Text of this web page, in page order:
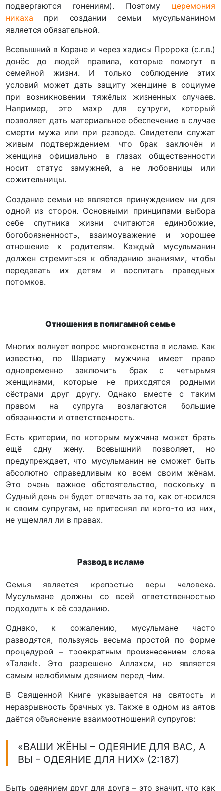
подвергаются гонениям). Поэтому церемония
никаха при создании семьи мусульманином
является обязательной.
Всевышний в Коране и через хадисы Пророка (с.г.в.)
донёс до людей правила, которые помогут в
семейной жизни. И только соблюдение этих
условий может дать защиту женщине в социуме
при возникновении тяжёлых жизненных случаев.
Например, это махр для супруги, который
позволяет дать материальное обеспечение в случае
смерти мужа или при разводе. Свидетели служат
живым подтверждением, что брак заключён и
женщина официально в глазах общественности
носит статус замужней, а не любовницы или
сожительницы.
Создание семьи не является принуждением ни для
одной из сторон. Основными принципами выбора
себе спутника жизни считаются единобожие,
богобоязненность, взаимоуважение и хорошее
отношение к родителям. Каждый мусульманин
должен стремиться к обладанию знаниями, чтобы
передавать их детям и воспитать праведных
потомков.
Отношения в полигамной семье
Многих волнует вопрос многожёнства в исламе. Как
известно, по Шариату мужчина имеет право
одновременно заключить брак с четырьмя
женщинами, которые не приходятся родными
сёстрами друг другу. Однако вместе с таким
правом на супруга возлагаются большие
обязанности и ответственность.
Есть критерии, по которым мужчина может брать
ещё одну жену. Всевышний позволяет, но
предупреждает, что мусульманин не сможет быть
абсолютно справедливым ко всем своим жёнам.
Это очень важное обстоятельство, поскольку в
Судный день он будет отвечать за то, как относился
к своим супругам, не притеснял ли кого-то из них,
не ущемлял ли в правах.
Развод в исламе
Семья является крепостью веры человека.
Мусульмане должны со всей ответственностью
подходить к её созданию.
Однако, к сожалению, мусульмане часто
разводятся, пользуясь весьма простой по форме
процедурой – троекратным произнесением слова
«Талак!». Это разрешено Аллахом, но является
самым нелюбимым деянием перед Ним.
В Священной Книге указывается на святость и
неразрывность брачных уз. Также в одном из аятов
даётся объяснение взаимоотношений супругов:
«ВАШИ ЖЁНЫ – ОДЕЯНИЕ ДЛЯ ВАС, А
ВЫ – ОДЕЯНИЕ ДЛЯ НИХ» (2:187)
Быть одеянием друг для друга – это значит, что как